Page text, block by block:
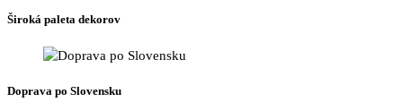
vybrať
na
stránke
produktu.
Široká paleta dekorov
Doprava po Slovensku